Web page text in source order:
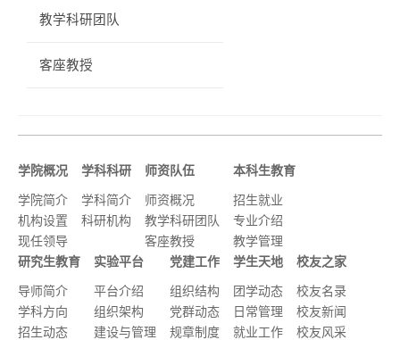
教学科研团队
客座教授
学院概况
学院简介
机构设置
现任领导
学科科研
学科简介
科研机构
师资队伍
师资概况
教学科研团队
客座教授
本科生教育
招生就业
专业介绍
教学管理
研究生教育
导师简介
学科方向
招生动态
实验平台
平台介绍
组织架构
建设与管理
党建工作
组织结构
党群动态
规章制度
学生天地
团学动态
日常管理
就业工作
校友之家
校友名录
校友新闻
校友风采